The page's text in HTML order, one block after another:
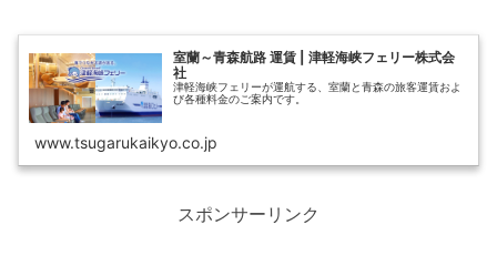
室蘭～青森航路 運賃 | 津軽海峡フェリー株式会
社
津軽海峡フェリーが運航する、室蘭と青森の旅客運賃およ
び各種料金のご案内です。
www.tsugarukaikyo.co.jp
スポンサーリンク